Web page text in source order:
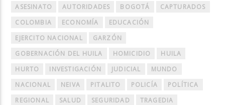
ASESINATO AUTORIDADES BOGOTÁ
CAPTURADOS
COLOMBIA
ECONOMÍA
EDUCACIÓN
EJERCITO NACIONAL
GARZÓN
GOBERNACIÓN DEL HUILA
HOMICIDIO
HUILA
HURTO
INVESTIGACIÓN JUDICIAL
MUNDO
NACIONAL
NEIVA PITALITO POLICÍA
POLÍTICA
REGIONAL
SALUD SEGURIDAD
TRAGEDIA